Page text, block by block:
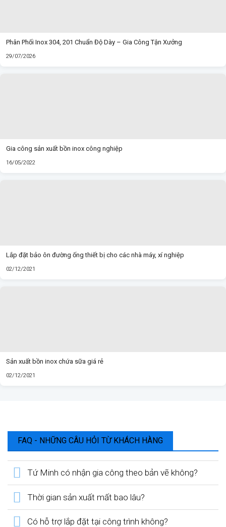
Phân Phối Inox 304, 201 Chuẩn Độ Dày – Gia Công Tận Xưởng
29/07/2026
Gia công sản xuất bồn inox công nghiệp
16/05/2022
Lắp đặt bảo ôn đường ống thiết bị cho các nhà máy, xí nghiệp
02/12/2021
Sản xuất bồn inox chứa sữa giá rẻ
02/12/2021
FAQ - NHỮNG CÂU HỎI TỪ KHÁCH HÀNG
Tứ Minh có nhận gia công theo bản vẽ không?
Thời gian sản xuất mất bao lâu?
Có hỗ trợ lắp đặt tại công trình không?